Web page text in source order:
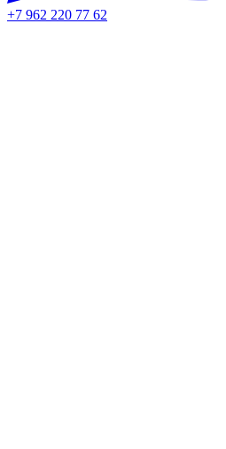
+7 962 220 77 62